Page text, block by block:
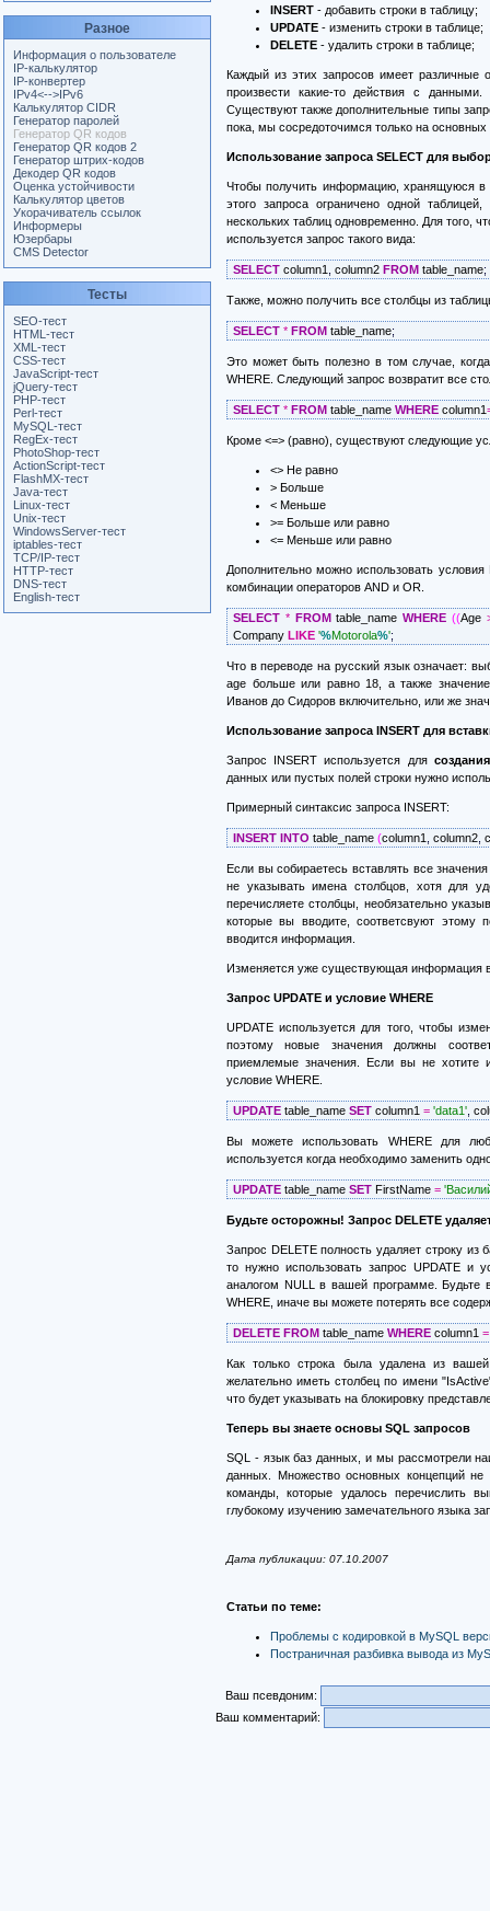
Разное
Информация о пользователе
IP-калькулятор
IP-конвертер
IPv4<-->IPv6
Калькулятор CIDR
Генератор паролей
Генератор QR кодов
Генератор QR кодов 2
Генератор штрих-кодов
Декодер QR кодов
Оценка устойчивости
Калькулятор цветов
Укорачиватель ссылок
Информеры
Юзербары
CMS Detector
Тесты
SEO-тест
HTML-тест
XML-тест
CSS-тест
JavaScript-тест
jQuery-тест
PHP-тест
Perl-тест
MySQL-тест
RegEx-тест
PhotoShop-тест
ActionScript-тест
FlashMX-тест
Java-тест
Linux-тест
Unix-тест
WindowsServer-тест
iptables-тест
TCP/IP-тест
HTTP-тест
DNS-тест
English-тест
INSERT - добавить строки в таблицу;
UPDATE - изменить строки в таблице;
DELETE - удалить строки в таблице;
Каждый из этих запросов имеет различные
произвести какие-то действия с
Существуют также дополнительные типы
пока, мы сосредоточимся только на основных
Использование запроса SELECT для
Чтобы получить информацию, хранящуюся в
этого запроса ограничено одной
нескольких таблиц одновременно. Для того,
используется запрос такого вида:
SELECT column1 column2 FROM table_name;
Также, можно получить все столбцы из
SELECT * FROM table_name;
Это может быть полезно в том случае,
WHERE. Следующий запрос возвратит все
SELECT * FROM table_name WHERE column1
Кроме <=> (равно), существуют следующие
<> Не равно
> Больше
< Меньше
>= Больше или равно
<= Меньше или равно
Дополнительно можно использовать
комбинации операторов AND и OR.
SELECT * FROMtable_name WHERE ((Age
Company LIKE '%Motorola%';
Что в переводе на русский язык означает:
age больше или равно 18, а также
Иванов до Сидоров включительно, или же
Использование запроса INSERT для
Запрос INSERT используется для создания
данных или пустых полей строки нужно
Примерный синтаксис запроса INSERT:
INSERT INTO table_name (column1 column2
Если вы собираетесь вставлять все
не указывать имена столбцов, хотя для
перечисляете столбцы, необязательно
которые вы вводите, соответсвуют этому
вводится информация.
Изменяется уже существующая информация
Запрос UPDATE и условие WHERE
UPDATE используется для того, чтобы
поэтому новые значения должны
приемлемые значения. Если вы не хотите
условие WHERE.
UPDATE table_name SET column1 = 'data1'
Вы можете использовать WHERE для
используется когда необходимо заменить
UPDATE table_name SET FirstName =
Будьте осторожны! Запрос DELETE
Запрос DELETE полность удаляет строку
то нужно использовать запрос UPDATE и
аналогом NULL в вашей программе. Будьте
WHERE, иначе вы можете потерять все
DELETE FROM table_name WHERE column1 =
Как только строка была удалена из
желательно иметь столбец по имени
что будет указывать на блокировку
Теперь вы знаете основы SQL запросов
SQL - язык баз данных, и мы рассмотрели
данных. Множество основных концепций
команды, которые удалось перечислить
глубокому изучению замечательного языка
Дата публикации: 07.10.2007
Статьи по теме:
Проблемы с кодировкой в MySQL
Постраничная разбивка вывода из
Ваш псевдоним:
Ваш комментарий: